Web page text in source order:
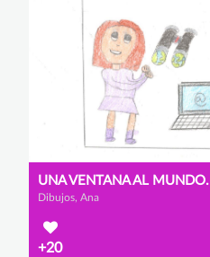
UNA VENTANA AL MUNDO.
Dibujos, Ana
+20